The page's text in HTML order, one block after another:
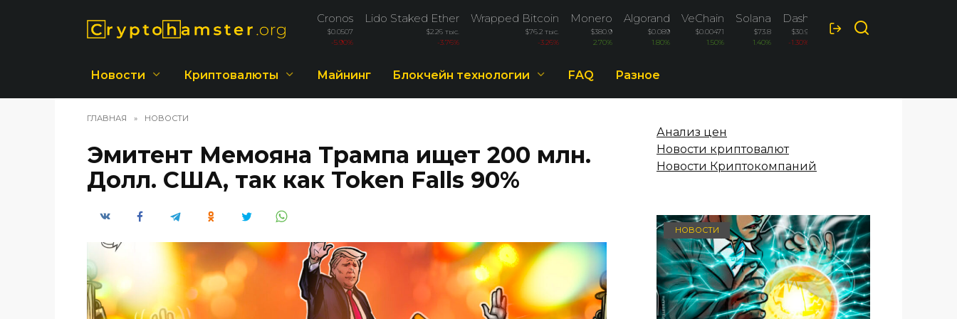
Cronos
$0.0507
-5.90%
Lido Staked Ether
$2.26 тыс.
-3.76%
Wrapped Bitcoin
$76.2 тыс.
-3.26%
Monero
$380.9
2.70%
Algorand
$0.089
1.80%
VeChain
$0.00471
1.50%
Solana
$73.8
1.40%
Dash
$30.9
-1.30%
Новости Криптовалюты Майнинг Блокчейн технологии FAQ Разное
ГЛАВНАЯ » НОВОСТИ
Эмитент Мемояна Трампа ищет 200 млн.
Долл. США, так как Token Falls 90%
Анализ цен
Новости криптовалют
Новости Криптокомпаний
НОВОСТИ